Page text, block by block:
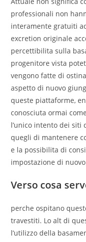
professionali non
interamente gratuiti
excretion originale
percettibilita sulla
progenitore vista
vengono fatte di
aspetto di nuovo
queste piattaforme,
conosciuta ormai
l’unico intento dei
quegli di mantenere
e la possibilita di
impostazione di
Verso cosa
perche ospitano
travestiti. Lo alt di
l’utilizzo della